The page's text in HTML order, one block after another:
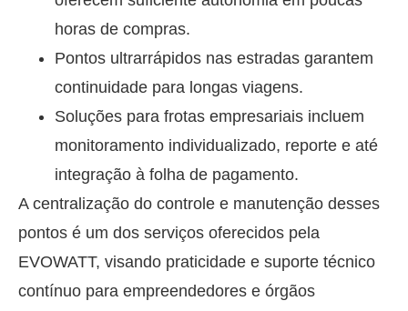
horas de compras.
Pontos ultrarrápidos nas estradas garantem
continuidade para longas viagens.
Soluções para frotas empresariais incluem
monitoramento individualizado, reporte e até
integração à folha de pagamento.
A centralização do controle e manutenção desses
pontos é um dos serviços oferecidos pela
EVOWATT, visando praticidade e suporte técnico
contínuo para empreendedores e órgãos